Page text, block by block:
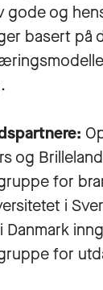
gode og
basert på
og
for
i
Danmark
for